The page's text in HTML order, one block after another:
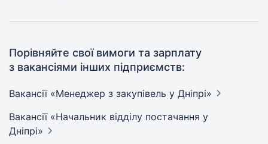
Порівняйте свої вимоги та зарплату
з вакансіями інших підприємств:
Вакансії «Менеджер з закупівель у Дніпрі»
Вакансії «Начальник відділу постачання у
Дніпрі»